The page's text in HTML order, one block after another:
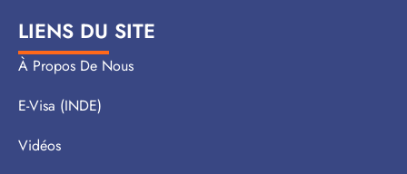
LIENS DU SITE
À Propos De Nous
E-Visa (INDE)
Vidéos